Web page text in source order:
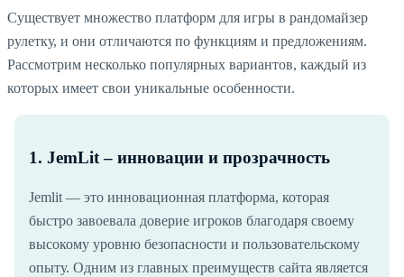
Существует множество платформ для игры в рандомайзер
рулетку, и они отличаются по функциям и предложениям.
Рассмотрим несколько популярных вариантов, каждый из
которых имеет свои уникальные особенности.
1. JemLit – инновации и прозрачность
Jemlit — это инновационная платформа, которая
быстро завоевала доверие игроков благодаря своему
высокому уровню безопасности и пользовательскому
опыту. Одним из главных преимуществ сайта является